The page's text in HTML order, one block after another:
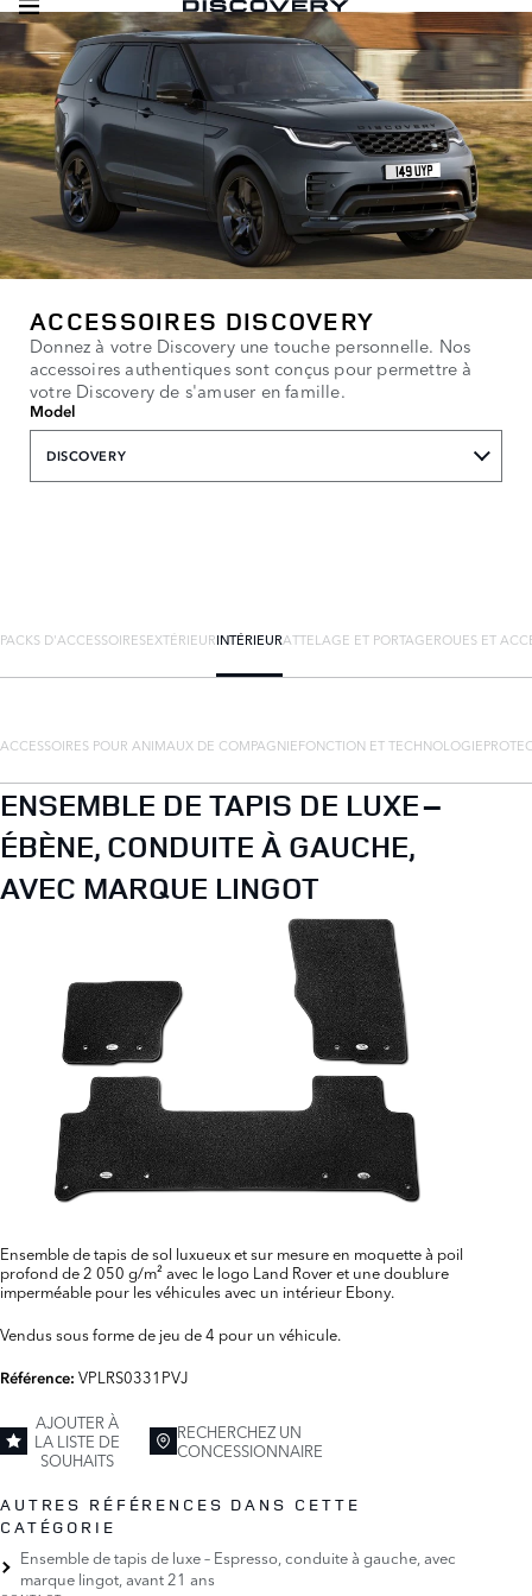
ACCESSOIRES DISCOVERY
Donnez à votre Discovery une touche personnelle. Nos
accessoires authentiques sont conçus pour permettre à
votre Discovery de s'amuser en famille.
Model
DISCOVERY
PACKS D'ACCESSOIRESEXTÉRIEURINTÉRIEURATTELAGE ET PORTAGEROUES ET
ACCESSOIRES POUR ANIMAUX DE COMPAGNIEFONCTION ET TECHNOLOGIE
ENSEMBLE DE TAPIS DE LUXE –
ÉBÈNE, CONDUITE À GAUCHE,
AVEC MARQUE LINGOT
Ensemble de tapis de sol luxueux et sur mesure en moquette à poil
profond de 2 050 g/m² avec le logo Land Rover et une doublure
imperméable pour les véhicules avec un intérieur Ebony.
Vendus sous forme de jeu de 4 pour un véhicule.
Référence: VPLRS0331PVJ
AJOUTER À
LA LISTE DE
SOUHAITS
RECHERCHEZ UN
CONCESSIONNAIRE
AUTRES RÉFÉRENCES DANS CETTE
CATÉGORIE
Ensemble de tapis de luxe – Espresso, conduite à gauche, avec
marque lingot, avant 21 ans